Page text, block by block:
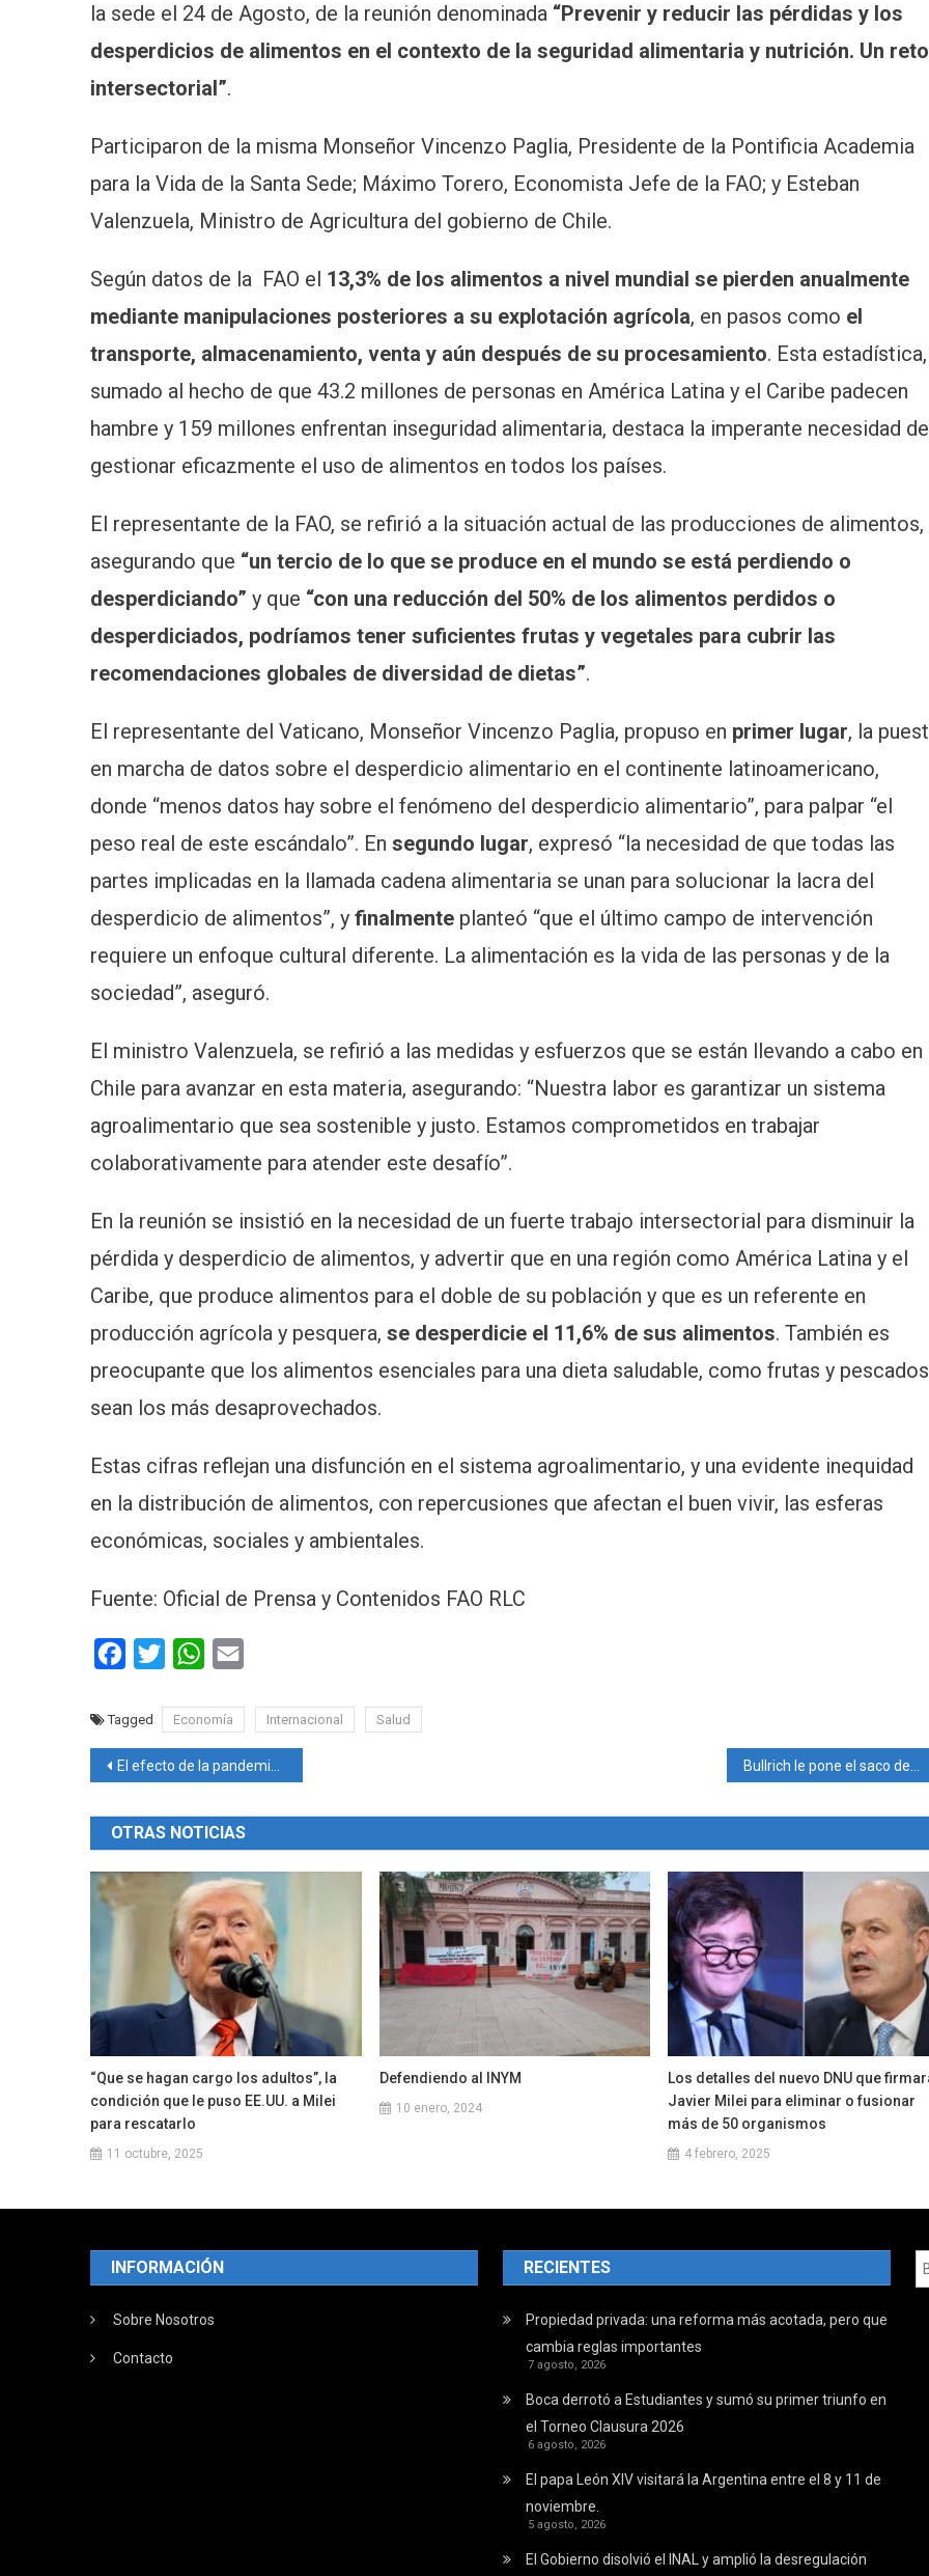
la sede el 24 de Agosto, de la reunión denominada “Prevenir y reducir las pérdidas y los
desperdicios de alimentos en el contexto de la seguridad alimentaria y nutrición. Un reto
intersectorial”.
Participaron de la misma Monseñor Vincenzo Paglia, Presidente de la Pontificia Academia
para la Vida de la Santa Sede; Máximo Torero, Economista Jefe de la FAO; y Esteban
Valenzuela, Ministro de Agricultura del gobierno de Chile.
Según datos de la FAO el 13,3% de los alimentos a nivel mundial se pierden anualmente
mediante manipulaciones posteriores a su explotación agrícola, en pasos como el
transporte, almacenamiento, venta y aún después de su procesamiento. Esta estadística,
sumado al hecho de que 43.2 millones de personas en América Latina y el Caribe padecen
hambre y 159 millones enfrentan inseguridad alimentaria, destaca la imperante necesidad de
gestionar eficazmente el uso de alimentos en todos los países.
El representante de la FAO, se refirió a la situación actual de las producciones de alimentos,
asegurando que “un tercio de lo que se produce en el mundo se está perdiendo o
desperdiciando” y que “con una reducción del 50% de los alimentos perdidos o
desperdiciados, podríamos tener suficientes frutas y vegetales para cubrir las
recomendaciones globales de diversidad de dietas”.
El representante del Vaticano, Monseñor Vincenzo Paglia, propuso en primer lugar, la
en marcha de datos sobre el desperdicio alimentario en el continente latinoamericano,
donde “menos datos hay sobre el fenómeno del desperdicio alimentario”, para palpar “el
peso real de este escándalo”. En segundo lugar, expresó “la necesidad de que todas las
partes implicadas en la llamada cadena alimentaria se unan para solucionar la lacra del
desperdicio de alimentos”, y finalmente planteó “que el último campo de intervención
requiere un enfoque cultural diferente. La alimentación es la vida de las personas y de la
sociedad”, aseguró.
El ministro Valenzuela, se refirió a las medidas y esfuerzos que se están llevando a cabo en
Chile para avanzar en esta materia, asegurando: “Nuestra labor es garantizar un sistema
agroalimentario que sea sostenible y justo. Estamos comprometidos en trabajar
colaborativamente para atender este desafío”.
En la reunión se insistió en la necesidad de un fuerte trabajo intersectorial para disminuir la
pérdida y desperdicio de alimentos, y advertir que en una región como América Latina y el
Caribe, que produce alimentos para el doble de su población y que es un referente en
producción agrícola y pesquera, se desperdicie el 11,6% de sus alimentos. También es
preocupante que los alimentos esenciales para una dieta saludable, como frutas y
sean los más desaprovechados.
Estas cifras reflejan una disfunción en el sistema agroalimentario, y una evidente inequidad
en la distribución de alimentos, con repercusiones que afectan el buen vivir, las esferas
económicas, sociales y ambientales.
Fuente: Oficial de Prensa y Contenidos FAO RLC
Facebook
Twitter WhatsApp
Tagged Economía Internacional Salud
Navegación
de
entradas
El efecto de la pandemia aún afecta la alimentación escolar en América Latina y el Caribe
OTRAS NOTICIAS
“Que se hagan cargo los adultos”, la
condición que le puso EE.UU. a Milei
para rescatarlo
11 octubre, 2025
Defendiendo al INYM
10 enero, 2024
Los detalles del nuevo DNU que
Javier Milei para eliminar o fusionar
más de 50 organismos
4 febrero, 2025
INFORMACIÓN
Sobre Nosotros
Contacto
RECIENTES
Propiedad privada: una reforma más acotada, pero que
cambia reglas importantes
7 agosto, 2026
Boca derrotó a Estudiantes y sumó su primer triunfo en
el Torneo Clausura 2026
6 agosto, 2026
El papa León XIV visitará la Argentina entre el 8 y 11 de
noviembre.
5 agosto, 2026
El Gobierno disolvió el INAL y amplió la desregulación